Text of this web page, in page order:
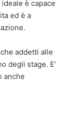
è capace
ed è a
addetti alle
degli stage. E’
anche